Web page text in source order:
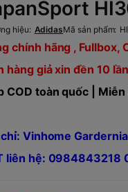
hiệu: AdidasMã sản phẩm:
chính hãng , Fullbox,
hàng giả xin đền 10
COD toàn quốc |
Vinhome
liên hệ: 0984843218